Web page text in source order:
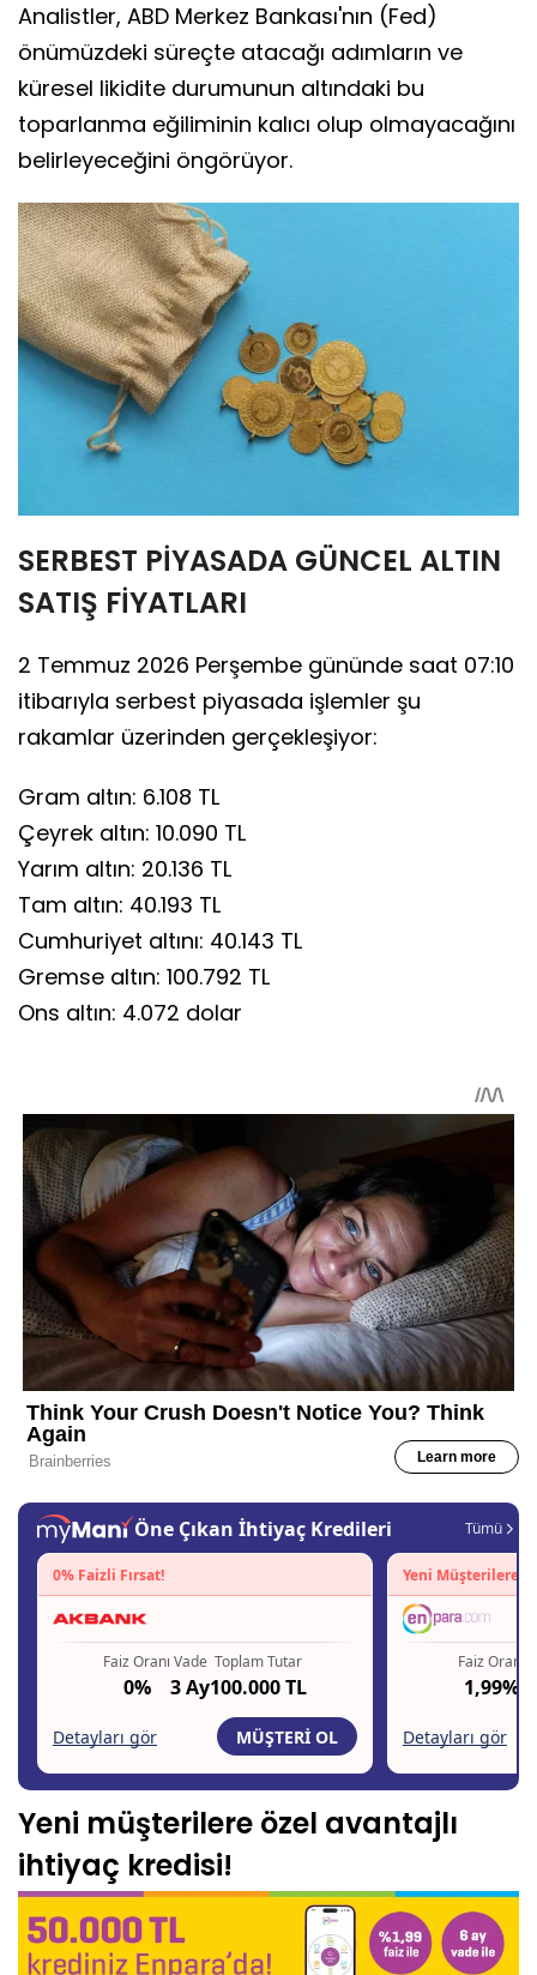
Analistler, ABD Merkez Bankası'nın (Fed)
önümüzdeki süreçte atacağı adımların ve
küresel likidite durumunun altındaki bu
toparlanma eğiliminin kalıcı olup olmayacağını
belirleyeceğini öngörüyor.
SERBEST PİYASADA GÜNCEL ALTIN
SATIŞ FİYATLARI
2 Temmuz 2026 Perşembe gününde saat 07:10
itibarıyla serbest piyasada işlemler şu
rakamlar üzerinden gerçekleşiyor:
Gram altın: 6.108 TL
Çeyrek altın: 10.090 TL
Yarım altın: 20.136 TL
Tam altın: 40.193 TL
Cumhuriyet altını: 40.143 TL
Gremse altın: 100.792 TL
Ons altın: 4.072 dolar
Yeni müşterilere özel avantajlı
ihtiyaç kredisi!